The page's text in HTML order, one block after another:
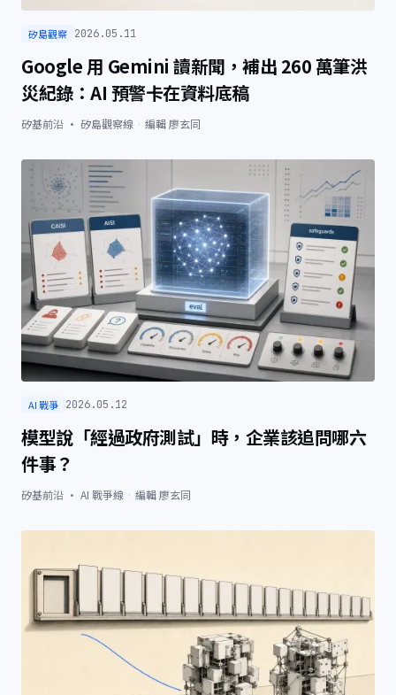
矽島觀察 2026.05.11
Google 用 Gemini 讀新聞，補出 260 萬筆洪
災紀錄：AI 預警卡在資料底稿
矽基前沿 · 矽島觀察線 編輯廖玄同
AI 戰爭 2026.05.12
模型說「經過政府測試」時，企業該追問哪六
件事？
矽基前沿 · AI 戰爭線 編輯廖玄同